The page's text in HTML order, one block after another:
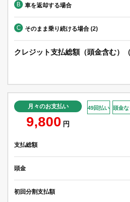
B 車を返却する場合
C そのまま乗り続ける場合 (2)
クレジット支払総額（頭金含む）（
月々のお支払い
9,800 円
49回払い 頭金な
支払総額
頭金
初回分割支払額